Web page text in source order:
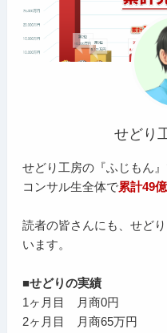
せどり
せどり工房の『ふじもん』
コンサル生全体で累計49
読者の皆さんにも、せど
います。
■せどりの実績
1ヶ月目 月商0円
2ヶ月目 月商65万円